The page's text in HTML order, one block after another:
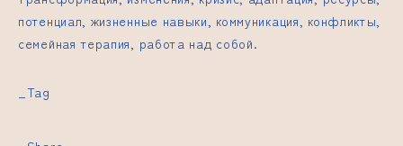
потенциал, жизненные навыки, коммуникация, конфликты,
семейная терапия, работа над собой.
_Tag